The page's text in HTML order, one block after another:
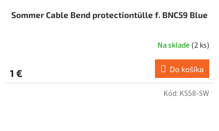
Sommer Cable Bend protectiontülle f. BNC59 Blue
Na sklade (2 ks)
1 € Do košíka
Kód: KS58-SW